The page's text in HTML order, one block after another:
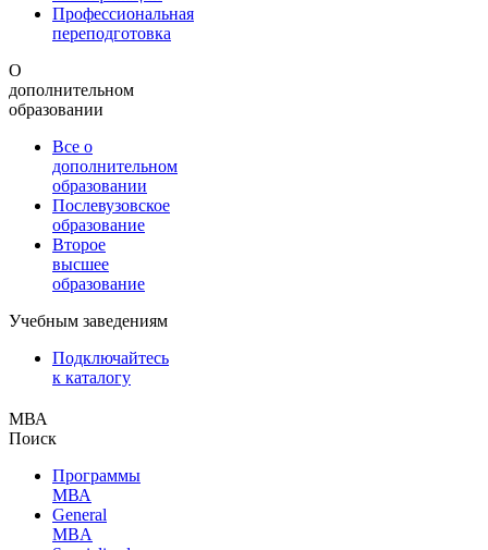
Профессиональная
переподготовка
О
дополнительном
образовании
Все о
дополнительном
образовании
Послевузовское
образование
Второе
высшее
образование
Учебным заведениям
Подключайтесь
к каталогу
МВА
Поиск
Программы
МВА
General
MBA